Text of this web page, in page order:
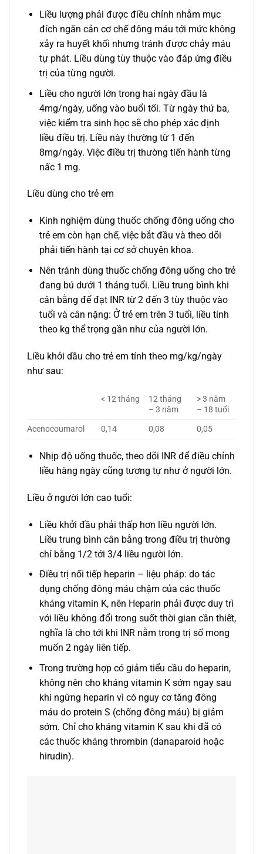
Liều lượng phải được điều chỉnh nhằm mục
đích ngăn cản cơ chế đông máu tới mức không
xảy ra huyết khối nhưng tránh được chảy máu
tự phát. Liều dùng tùy thuộc vào đáp ứng điều
trị của từng người.
Liều cho người lớn trong hai ngày đầu là
4mg/ngày, uống vào buổi tối. Từ ngày thứ ba,
việc kiểm tra sinh học sẽ cho phép xác định
liều điều trị. Liều này thường từ 1 đến
8mg/ngày. Việc điều trị thường tiến hành từng
nấc 1 mg.
Liều dùng cho trẻ em
Kinh nghiệm dùng thuốc chống đông uống cho
trẻ em còn hạn chế, việc bắt đầu và theo dõi
phải tiến hành tại cơ sở chuyên khoa.
Nên tránh dùng thuốc chống đông uống cho trẻ
đang bú dưới 1 tháng tuổi. Liều trung bình khi
cân bằng để đạt INR từ 2 đến 3 tùy thuộc vào
tuổi và cân nặng: Ở trẻ em trên 3 tuổi, liều tính
theo kg thể trọng gần như của người lớn.
Liều khởi dầu cho trẻ em tính theo mg/kg/ngày
như sau:
< 12 tháng
12 tháng
– 3 năm
> 3 năm
– 18 tuổi
Acenocoumarol
0,14 0,08 0,05
Nhịp độ uống thuốc, theo dõi INR để điều chỉnh
liều hàng ngày cũng tương tự như ở người lớn.
Liều ở người lớn cao tuổi:
Liều khởi đầu phải thấp hơn liều người lớn.
Liều trung bình cân bằng trong điều trị thường
chỉ bằng 1/2 tới 3/4 liều người lớn.
Điều trị nối tiếp heparin – liệu pháp: do tác
dụng chống đông máu chậm của các thuốc
kháng vitamin K, nên Heparin phải được duy trì
với liều không đổi trong suốt thời gian cần thiết,
nghĩa là cho tới khi INR nằm trong trị số mong
muốn 2 ngày liên tiếp.
Trong trường hợp có giảm tiểu cầu do heparin,
không nên cho kháng vitamin K sớm ngay sau
khi ngừng heparin vì có nguy cơ tăng đông
máu do protein S (chống đông máu) bị giảm
sớm. Chỉ cho kháng vitamin K sau khi đã có
các thuốc kháng thrombin (danaparoid hoặc
hirudin).